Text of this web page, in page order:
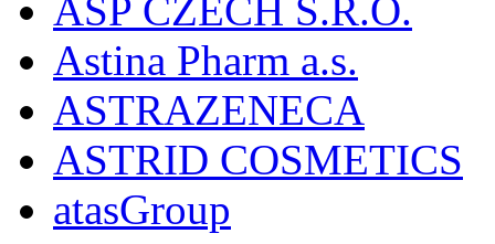
ASP CZECH S.R.O.
Astina Pharm a.s.
ASTRAZENECA
ASTRID COSMETICS
atasGroup